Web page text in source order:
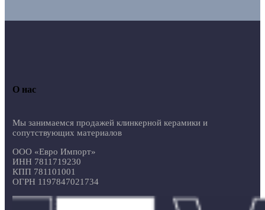
О нас
Мы занимаемся продажей клинкерной керамики и
сопутствующих материалов
ООО «Евро Импорт»
ИНН 7811719230
КПП 781101001
ОГРН 1197847021734